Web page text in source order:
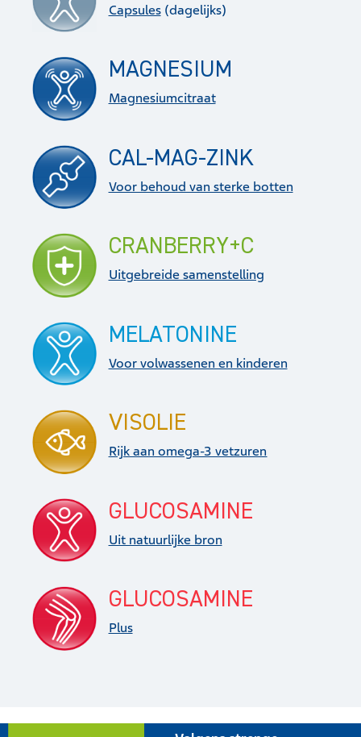
Capsules(dagelijks)
MAGNESIUM
Magnesiumcitraat
CAL-MAG-ZINK
Voor behoud van sterke botten
CRANBERRY+C
Uitgebreide samenstelling
MELATONINE
Voor volwassenen en kinderen
VISOLIE
Rijk aan omega-3 vetzuren
GLUCOSAMINE
Uit natuurlijke bron
GLUCOSAMINE
Plus